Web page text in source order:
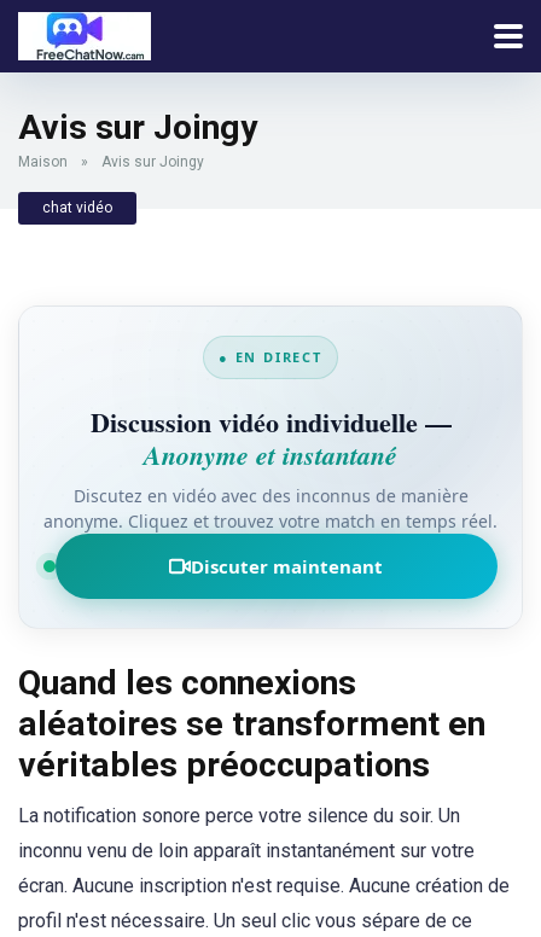
Avis sur Joingy
Maison » Avis sur Joingy
chat vidéo
● EN DIRECT
Discussion vidéo individuelle —
Anonyme et instantané
Discutez en vidéo avec des inconnus de manière
anonyme. Cliquez et trouvez votre match en temps réel.
Discuter maintenant
Quand les connexions
aléatoires se transforment en
véritables préoccupations
La notification sonore perce votre silence du soir. Un
inconnu venu de loin apparaît instantanément sur votre
écran. Aucune inscription n'est requise. Aucune création de
profil n'est nécessaire. Un seul clic vous sépare de ce